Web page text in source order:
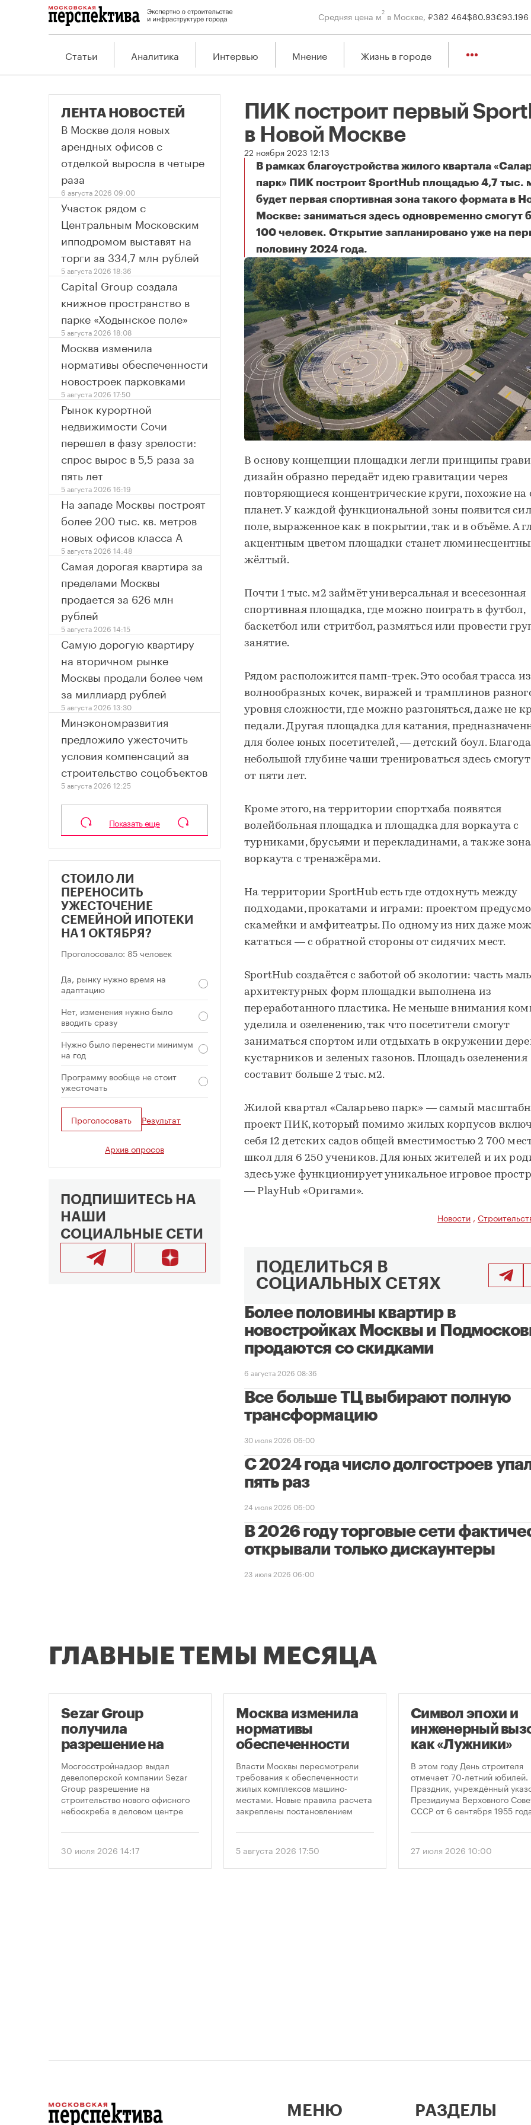
Средняя цена м2в Москве, ₽382 464$80.93€93.196
Статьи Аналитика Интервью Мнение Жизнь в городе
ПИК построит первый
в Новой Москве
22 ноября 2023 12:13
В рамках благоустройства жилого квартала
парк» ПИК построит SportHub площадью 4,7 тыс.
будет первая спортивная зона такого формата в
Москве: заниматься здесь одновременно смогут
100 человек. Открытие запланировано уже на
половину 2024 года.
ПИК построит первый SportHub в Новой Москве
В основу концепции площадки легли принципы
дизайн образно передаёт идею гравитации через
повторяющиеся концентрические круги, похожие на
планет. У каждой функциональной зоны появится
поле, выраженное как в покрытии, так и в объёме. А
акцентным цветом площадки станет
жёлтый.
Почти 1 тыс. м2 займёт универсальная и всесезонная
спортивная площадка, где можно поиграть в футбол,
баскетбол или стритбол, размяться или провести
занятие.
Рядом расположится памп-трек. Это особая трасса из
волнообразных кочек, виражей и трамплинов
уровня сложности, где можно разгоняться, даже не
педали. Другая площадка для катания,
для более юных посетителей, — детский боул.
небольшой глубине чаши тренироваться здесь
от пяти лет.
Кроме этого, на территории спортхаба появятся
волейбольная площадка и площадка для воркаута с
турниками, брусьями и перекладинами, а также зона
воркаута с тренажёрами.
На территории SportHub есть где отдохнуть между
подходами, прокатами и играми: проектом
скамейки и амфитеатры. По одному из них даже
кататься — с обратной стороны от сидячих мест.
SportHub создаётся с заботой об экологии: часть
архитектурных форм площадки выполнена из
переработанного пластика. Не меньше внимания
уделила и озеленению, так что посетители смогут
заниматься спортом или отдыхать в окружении
кустарников и зеленых газонов. Площадь озеленения
составит больше 2 тыс. м2.
Жилой квартал «Саларьево парк» — самый
проект ПИК, который помимо жилых корпусов
себя 12 детских садов общей вместимостью 2 700
школ для 6 250 учеников. Для юных жителей и их
здесь уже функционирует уникальное игровое
— PlayHub «Оригами».
Новости ,
ПОДЕЛИТЬСЯ В
СОЦИАЛЬНЫХ СЕТЯХ
Более половины квартир в
новостройках Москвы и
продаются со скидками
6 августа 2026 08:36
Все больше ТЦ выбирают полную
трансформацию
30 июля 2026 06:00
С 2024 года число долгостроев
пять раз
24 июля 2026 06:00
В 2026 году торговые сети
открывали только дискаунтеры
23 июля 2026 06:00
ЛЕНТА НОВОСТЕЙ
В Москве доля новых
арендных офисов с
отделкой выросла в четыре
раза
6 августа 2026 09:00
Участок рядом с
Центральным Московским
ипподромом выставят на
торги за 334,7 млн рублей
5 августа 2026 18:36
Capital Group создала
книжное пространство в
парке «Ходынское поле»
5 августа 2026 18:08
Москва изменила
нормативы обеспеченности
новостроек парковками
5 августа 2026 17:50
Рынок курортной
недвижимости Сочи
перешел в фазу зрелости:
спрос вырос в 5,5 раза за
пять лет
5 августа 2026 16:19
На западе Москвы построят
более 200 тыс. кв. метров
новых офисов класса А
5 августа 2026 14:48
Самая дорогая квартира за
пределами Москвы
продается за 626 млн
рублей
5 августа 2026 14:15
Самую дорогую квартиру
на вторичном рынке
Москвы продали более чем
за миллиард рублей
5 августа 2026 13:30
Минэкономразвития
предложило ужесточить
условия компенсаций за
строительство соцобъектов
5 августа 2026 12:25
Показать еще
СТОИЛО ЛИ
ПЕРЕНОСИТЬ
УЖЕСТОЧЕНИЕ
СЕМЕЙНОЙ ИПОТЕКИ
НА 1 ОКТЯБРЯ?
Проголосовало: 85 человек
Да, рынку нужно время на
адаптацию
Нет, изменения нужно было
вводить сразу
Нужно было перенести минимум
на год
Программу вообще не стоит
ужесточать
Проголосовать Результат
Архив опросов
ПОДПИШИТЕСЬ НА
НАШИ
СОЦИАЛЬНЫЕ СЕТИ
ГЛАВНЫЕ ТЕМЫ МЕСЯЦА
Sezar Group
получила
разрешение на
строительство
небоскреба в
«Москва-Сити»
Мосгосстройнадзор выдал
девелоперской компании Sezar
Group разрешение на
строительство нового офисного
небоскреба в деловом центре
предусматривает возведение 52-
метров.
30 июля 2026 14:17
Москва изменила
нормативы
обеспеченности
парковками
Власти Москвы пересмотрели
требования к обеспеченности
жилых комплексов машино-
местами. Новые правила расчета
закреплены постановлением
от 5 августа 2026 года. Документ
подход к определению
необходимого количества
5 августа 2026 17:50
Символ эпохи и
инженерный
как «Лужники»
Дня строителя
В этом году День строителя
отмечает 70-летний юбилей.
Праздник, учреждённый
Президиума Верховного
СССР от 6 сентября 1955
1956 года. И главным
стало открытие Большой
спортивной арены
27 июля 2026 10:00
МЕНЮ РАЗДЕЛЫ